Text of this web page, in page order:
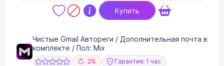
Купить
Чистые Gmail Автореги / Дополнительная почта в
комплекте / Пол: Mix
2% Гарантия: 1 час